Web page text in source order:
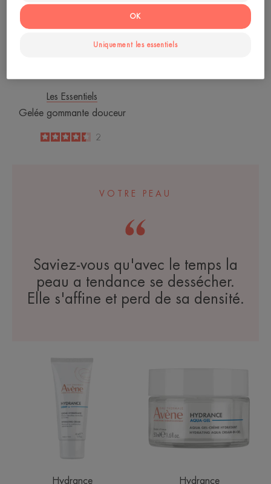
Les Essentiels
Gelée gommante douceur
4.5
/
5
2
VOTRE PEAU
Saviez-vous qu'avec le temps la
peau a tendance se dessécher.
Elle s'affine et perd de sa densité.
hydratante
Hydrance
gel-
crème
hydratant
Hydrance
Uniquement les essentiels
OK